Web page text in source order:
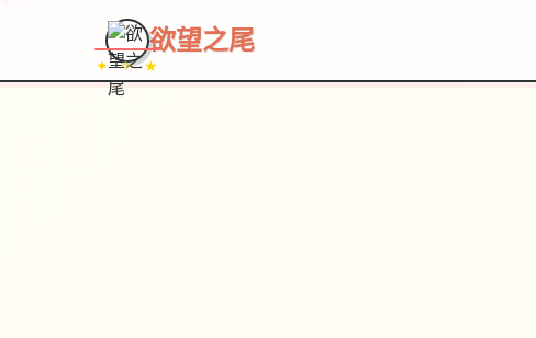
✦ ✧ ★
欲望之尾